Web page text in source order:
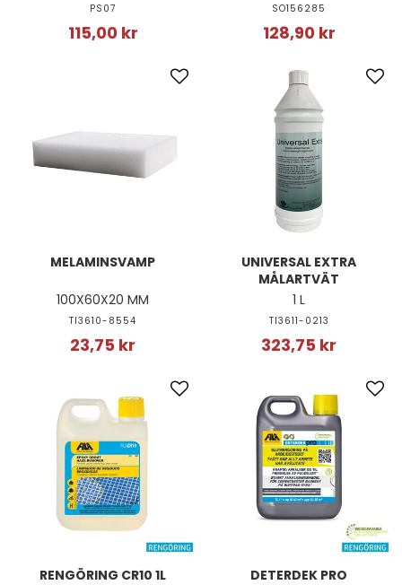
PS07
115,00 kr
SO156285
128,90 kr
MELAMINSVAMP
100X60X20 MM
TI3610-8554
23,75 kr
UNIVERSAL EXTRA
MÅLARTVÄT
1 L
TI3611-0213
323,75 kr
RENGÖRING CR10 1L DETERDEK PRO